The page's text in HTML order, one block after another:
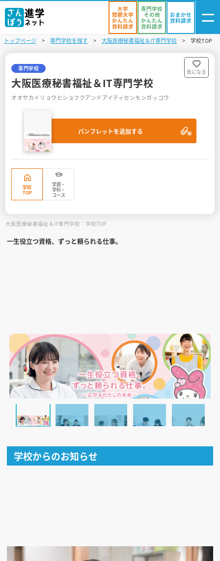
資料リスト
進学イベント
入試・受験入門
お役立ち情報
大学
短期大学
かんたん
資料請求
専門学校
その他
かんたん
資料請求
おまかせ
資料請求
トップページ 専門学校を探す 大阪医療秘書福祉＆IT専門学校 学校TOP
専門学校
大阪医療秘書福祉＆IT専門学校
オオサカイリョウヒショフクアンドアイティセンモンガッコウ
パンフレットを追加する
気になる
学校
TOP
学部・
学科・
コース
大阪医療秘書福祉＆IT専門学校：学校TOP
一生役立つ資格、ずっと頼られる仕事。
学校からのお知らせ